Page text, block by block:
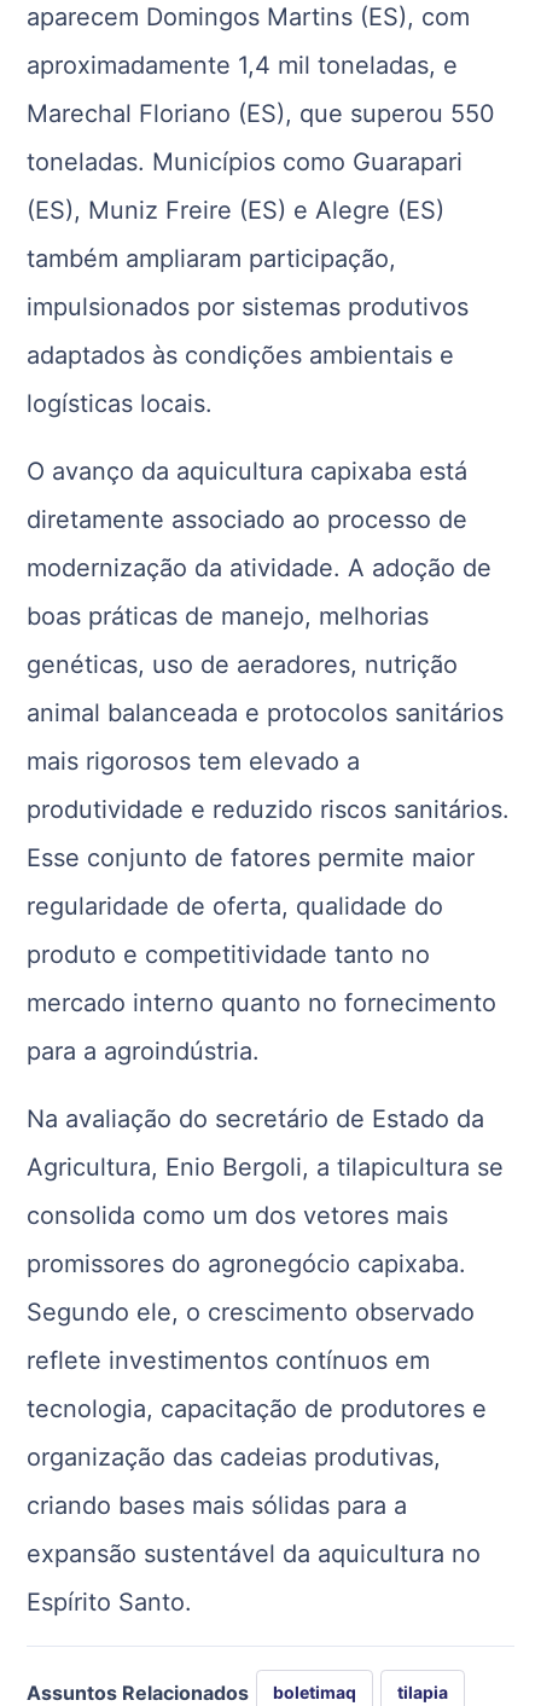
aparecem Domingos Martins (ES), com
aproximadamente 1,4 mil toneladas, e
Marechal Floriano (ES), que superou 550
toneladas. Municípios como Guarapari
(ES), Muniz Freire (ES) e Alegre (ES)
também ampliaram participação,
impulsionados por sistemas produtivos
adaptados às condições ambientais e
logísticas locais.
O avanço da aquicultura capixaba está
diretamente associado ao processo de
modernização da atividade. A adoção de
boas práticas de manejo, melhorias
genéticas, uso de aeradores, nutrição
animal balanceada e protocolos sanitários
mais rigorosos tem elevado a
produtividade e reduzido riscos sanitários.
Esse conjunto de fatores permite maior
regularidade de oferta, qualidade do
produto e competitividade tanto no
mercado interno quanto no fornecimento
para a agroindústria.
Na avaliação do secretário de Estado da
Agricultura, Enio Bergoli, a tilapicultura se
consolida como um dos vetores mais
promissores do agronegócio capixaba.
Segundo ele, o crescimento observado
reflete investimentos contínuos em
tecnologia, capacitação de produtores e
organização das cadeias produtivas,
criando bases mais sólidas para a
expansão sustentável da aquicultura no
Espírito Santo.
Assuntos Relacionados boletimaq tilapia